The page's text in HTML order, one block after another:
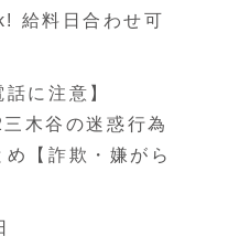
給料日合わせ可
話に注意】
木谷の迷惑行為
め【詐欺・嫌がら